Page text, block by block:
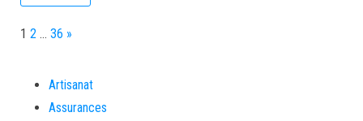
Page:
1 2 … 36 Next
»
Artisanat
Assurances